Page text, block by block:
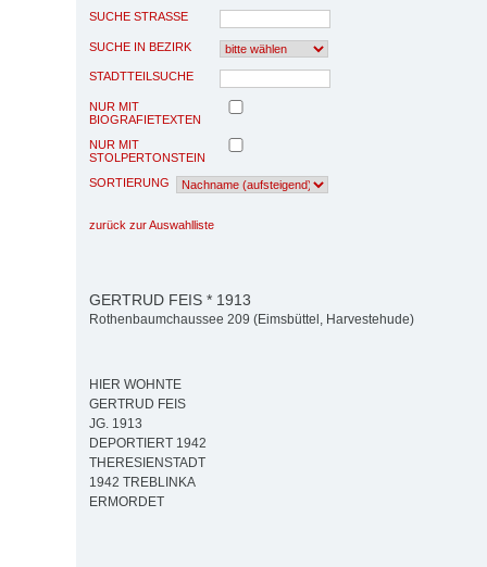
SUCHE STRASSE
SUCHE IN BEZIRK
STADTTEILSUCHE
NUR MIT
BIOGRAFIETEXTEN
NUR MIT
STOLPERTONSTEIN
SORTIERUNG
zurück zur Auswahlliste
GERTRUD FEIS * 1913
Rothenbaumchaussee 209 (Eimsbüttel, Harvestehude)
HIER WOHNTE
GERTRUD FEIS
JG. 1913
DEPORTIERT 1942
THERESIENSTADT
1942 TREBLINKA
ERMORDET